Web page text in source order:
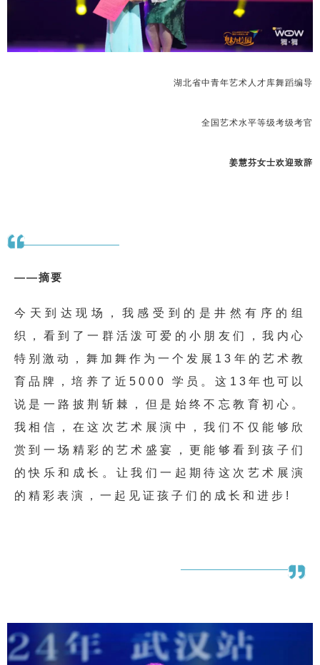
湖北省中青年艺术人才库舞蹈编导
全国艺术水平等级考级考官
姜慧芬女士欢迎致辞
——摘要
今天到达现场，我感受到的是井然有序的组
织，看到了一群活泼可爱的小朋友们，我内心
特别激动，舞加舞作为一个发展13年的艺术教
育品牌，培养了近5000 学员。这13年也可以
说是一路披荆斩棘，但是始终不忘教育初心。
我相信，在这次艺术展演中，我们不仅能够欣
赏到一场精彩的艺术盛宴，更能够看到孩子们
的快乐和成长。让我们一起期待这次艺术展演
的精彩表演，一起见证孩子们的成长和进步!